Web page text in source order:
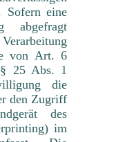
Sofern eine
abgefragt
von Art. 6
25 Abs. 1
die
den Zugriff
des
im